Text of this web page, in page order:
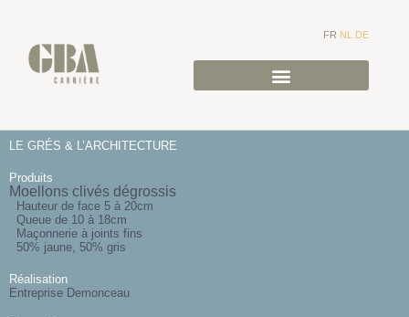
FR NL DE
LE GRÉS & L’ARCHITECTURE
Produits
Moellons clivés dégrossis
Hauteur de face 5 à 20cm
Queue de 10 à 18cm
Maçonnerie à joints fins
50% jaune, 50% gris
Réalisation
Entreprise Demonceau